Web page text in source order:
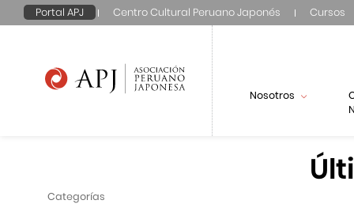
Portal APJ Centro Cultural Peruano Japonés Cursos
Nosotros
Categorías